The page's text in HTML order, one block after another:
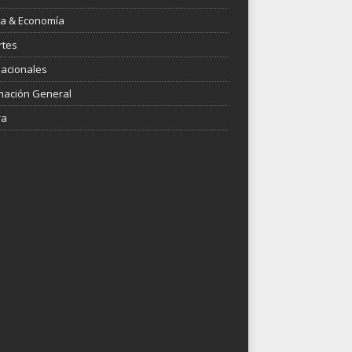
& Economía
General